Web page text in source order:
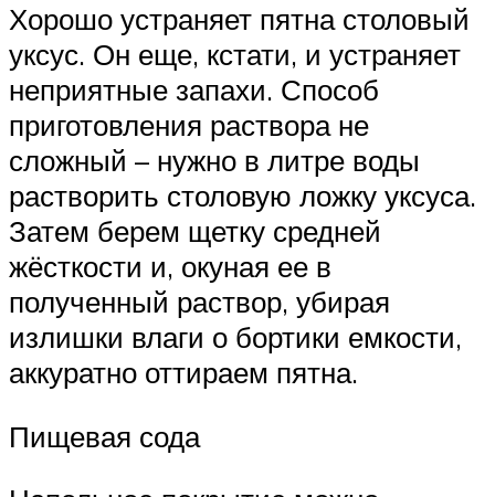
Хорошо устраняет пятна столовый
уксус. Он еще, кстати, и устраняет
неприятные запахи. Способ
приготовления раствора не
сложный – нужно в литре воды
растворить столовую ложку уксуса.
Затем берем щетку средней
жёсткости и, окуная ее в
полученный раствор, убирая
излишки влаги о бортики емкости,
аккуратно оттираем пятна.
Пищевая сода